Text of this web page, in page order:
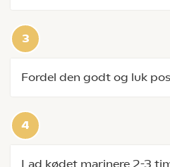
Fordel den godt og luk
Lad kødet marinere 2-3